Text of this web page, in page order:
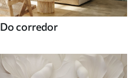
Do corredor